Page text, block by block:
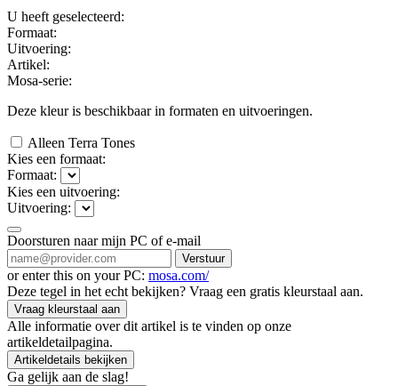
U heeft geselecteerd:
Formaat:
Uitvoering:
Artikel:
Mosa-serie:
Deze kleur is beschikbaar in formaten en uitvoeringen.
Alleen Terra Tones
Kies een formaat:
Formaat:
Kies een uitvoering:
Uitvoering:
Doorsturen naar mijn PC of e-mail
Verstuur
or enter this on your PC: mosa.com/
Deze tegel in het echt bekijken? Vraag een gratis kleurstaal aan.
Vraag kleurstaal aan
Alle informatie over dit artikel is te vinden op onze
artikeldetailpagina.
Artikeldetails bekijken
Ga gelijk aan de slag!